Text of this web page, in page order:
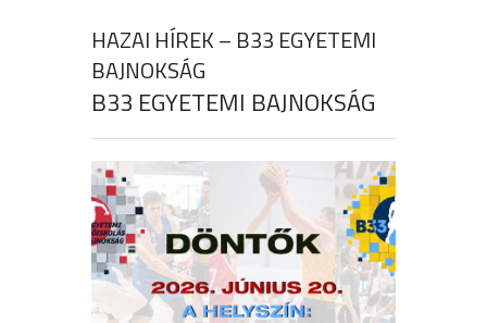
HAZAI HÍREK – B33 EGYETEMI
BAJNOKSÁG
B33 EGYETEMI BAJNOKSÁG